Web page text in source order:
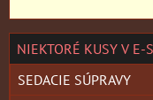
NIEKTORÉ KUSY V E-
SEDACIE SÚPRAVY